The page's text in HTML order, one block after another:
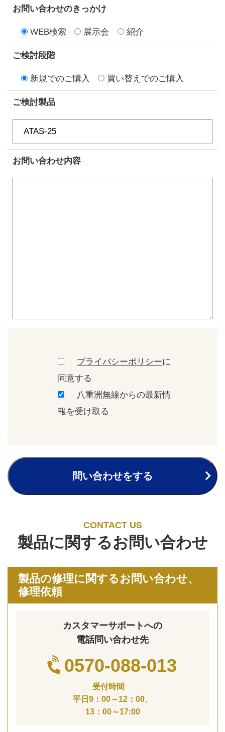
お問い合わせのきっかけ
WEB検索 展示会 紹介
ご検討段階
新規でのご購入 買い替えでのご購入
ご検討製品
お問い合わせ内容
プライバシーポリシーに
同意する
八重洲無線からの最新情
報を受け取る
問い合わせをする
CONTACT US
製品に関するお問い合わせ
製品の修理に関するお問い合わせ、
修理依頼
カスタマーサポートへの
電話問い合わせ先
0570-088-013
受付時間
平日9：00～12：00、
13：00～17:00